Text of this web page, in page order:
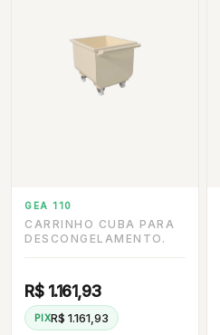
GEA 110
CARRINHO CUBA PARA
DESCONGELAMENTO.
R$ 1.161,93
PIXR$ 1.161,93